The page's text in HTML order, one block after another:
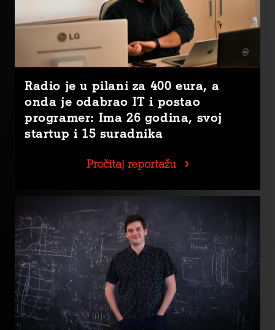
Radio je u pilani za 400 eura, a
onda je odabrao IT i postao
programer: Ima 26 godina, svoj
startup i 15 suradnika
Pročitaj reportažu